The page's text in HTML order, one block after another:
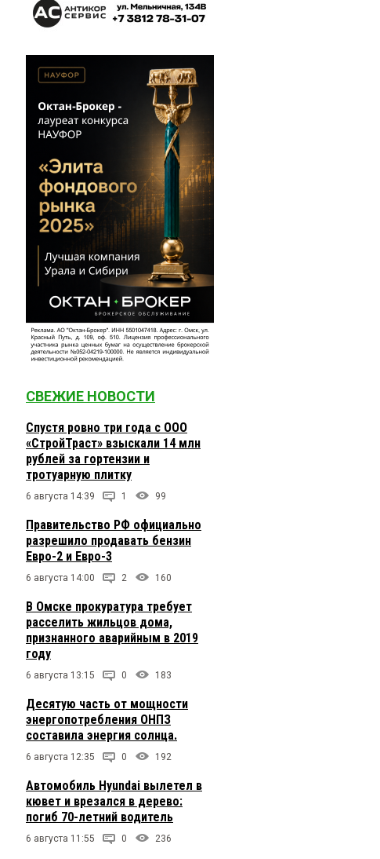
СВЕЖИЕ НОВОСТИ
Спустя ровно три года с ООО
«СтройТраст» взыскали 14 млн
рублей за гортензии и
тротуарную плитку
6 августа 14:39 1 99
Правительство РФ официально
разрешило продавать бензин
Евро-2 и Евро-3
6 августа 14:00 2 160
В Омске прокуратура требует
расселить жильцов дома,
признанного аварийным в 2019
году
6 августа 13:15 0 183
Десятую часть от мощности
энергопотребления ОНПЗ
составила энергия солнца.
6 августа 12:35 0 192
Автомобиль Hyundai вылетел в
кювет и врезался в дерево:
погиб 70-летний водитель
6 августа 11:55 0 236